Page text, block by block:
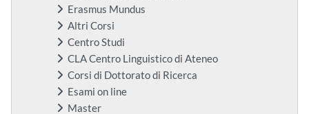
Erasmus Mundus
Altri Corsi
Centro Studi
CLA Centro Linguistico di Ateneo
Corsi di Dottorato di Ricerca
Esami on line
Master